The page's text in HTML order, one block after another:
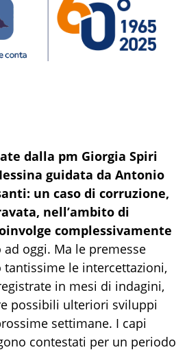
dalla pm Giorgia Spiri
guidata da Antonio
un caso di corruzione,
nell’ambito di
complessivamente
ad oggi. Ma le premesse
le intercettazioni,
in mesi di indagini,
possibili ulteriori sviluppi
settimane. I capi
contestati per un periodo